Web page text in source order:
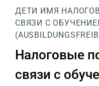
ДЕТИ ИМЯ
СВЯЗИ С
Налоговые
связи с